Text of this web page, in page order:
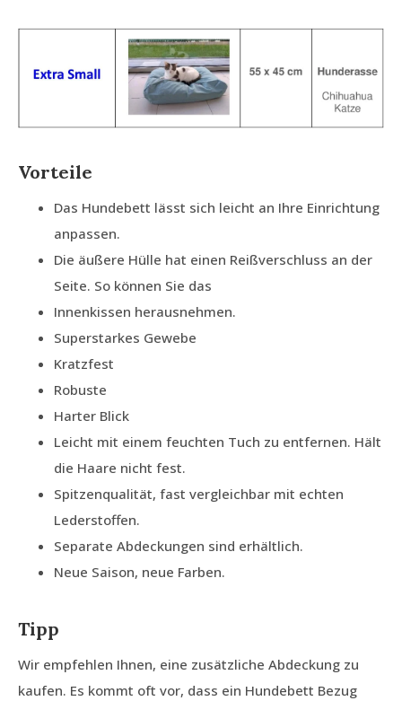
Vorteile
Das Hundebett lässt sich leicht an Ihre Einrichtung
anpassen.
Die äußere Hülle hat einen Reißverschluss an der
Seite. So können Sie das
Innenkissen herausnehmen.
Superstarkes Gewebe
Kratzfest
Robuste
Harter Blick
Leicht mit einem feuchten Tuch zu entfernen. Hält
die Haare nicht fest.
Spitzenqualität, fast vergleichbar mit echten
Lederstoffen.
Separate Abdeckungen sind erhältlich.
Neue Saison, neue Farben.
Tipp
Wir empfehlen Ihnen, eine zusätzliche Abdeckung zu
kaufen. Es kommt oft vor, dass ein Hundebett Bezug